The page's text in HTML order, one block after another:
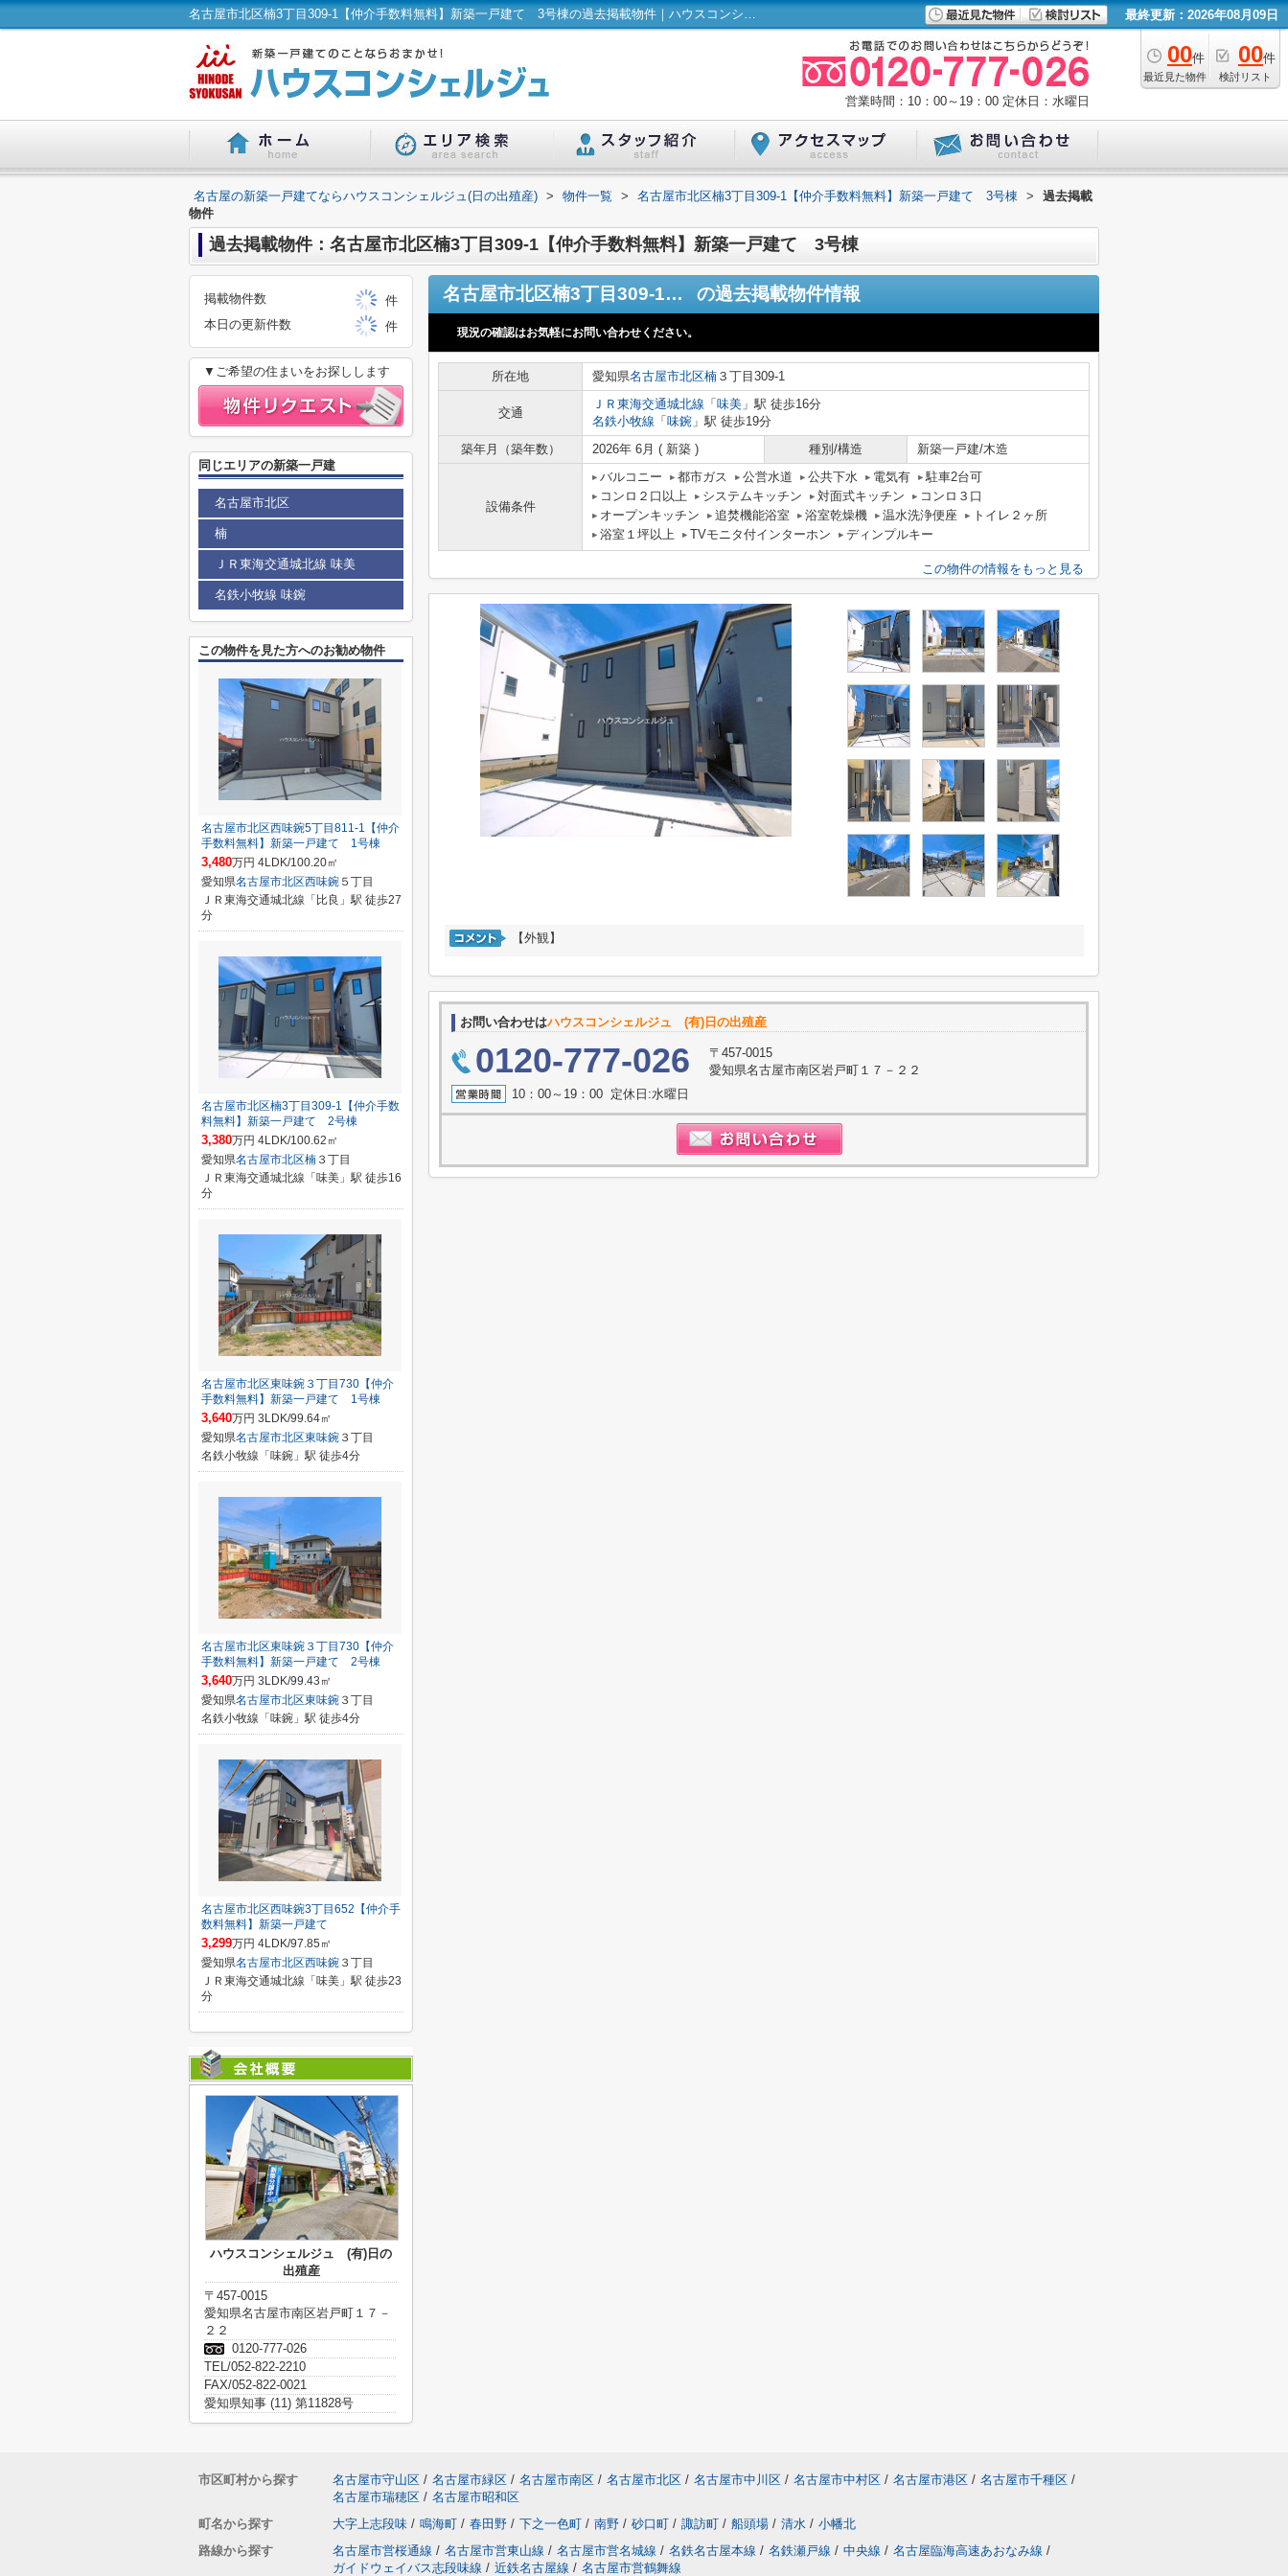
名古屋市北区楠3丁目309-1【仲介手数料無料】新築一戸建て 3号棟の過去掲載物件｜ハウスコンシェルジュ(日の出殖産) 最終更新：2026年08月09日
00件
最近見た物件
00件
検討リスト
営業時間：10：00～19：00 定休日：水曜日
名古屋の新築一戸建てならハウスコンシェルジュ(日の出殖産) > 物件一覧 > 名古屋市北区楠3丁目309-1【仲介手数料無料】新築一戸建て 3号棟 >
過去掲載
物件
過去掲載物件：名古屋市北区楠3丁目309-1【仲介手数料無料】新築一戸建て 3号棟
名古屋市北区楠3丁目309-1【仲介手数料無料】新築一戸建て 3号棟 の過去掲載物件情報
現況の確認はお気軽にお問い合わせください。
所在地 愛知県名古屋市北区楠 ３丁目309-1
交通
ＪＲ東海交通城北線 「 味美 」駅 徒歩16分
名鉄小牧線 「 味鋺 」駅 徒歩19分
築年月（築年数）
2026年 6月 ( 新築 ) 種別/構造 新築一戸建/木造
設備条件
バルコニー 都市ガス 公営水道 公共下水 電気有
駐車2台可
コンロ２口以上
システムキッチン 対面式キッチン
コンロ３口
オープンキッチン
追焚機能浴室 浴室乾燥機 温水洗浄便座
トイレ２ヶ所
浴室１坪以上
TVモニタ付インターホン ディンプルキー
この物件の情報をもっと見る
【外観】
お問い合わせはハウスコンシェルジュ (有)日の出殖産
0120-777-026
〒457-0015
愛知県名古屋市南区岩戸町１７－２２
10：00～19：00 定休日:水曜日
掲載物件数
件
本日の更新件数
件
▼ご希望の住まいをお探しします
同じエリアの新築一戸建
名古屋市北区
楠
ＪＲ東海交通城北線 味美
名鉄小牧線 味鋺
この物件を見た方へのお勧め物件
名古屋市北区西味鋺5丁目811-1【仲介
手数料無料】新築一戸建て 1号棟
3,480万円 4LDK/100.20㎡
愛知県名古屋市北区西味鋺 ５丁目
ＪＲ東海交通城北線「比良」駅 徒歩27
分
名古屋市北区楠3丁目309-1【仲介手数
料無料】新築一戸建て 2号棟
3,380万円 4LDK/100.62㎡
愛知県名古屋市北区楠 ３丁目
ＪＲ東海交通城北線「味美」駅 徒歩16
分
名古屋市北区東味鋺３丁目730【仲介
手数料無料】新築一戸建て 1号棟
3,640万円 3LDK/99.64㎡
愛知県名古屋市北区東味鋺 ３丁目
名鉄小牧線「味鋺」駅 徒歩4分
名古屋市北区東味鋺３丁目730【仲介
手数料無料】新築一戸建て 2号棟
3,640万円 3LDK/99.43㎡
愛知県名古屋市北区東味鋺 ３丁目
名鉄小牧線「味鋺」駅 徒歩4分
名古屋市北区西味鋺3丁目652【仲介手
数料無料】新築一戸建て
3,299万円 4LDK/97.85㎡
愛知県名古屋市北区西味鋺 ３丁目
ＪＲ東海交通城北線「味美」駅 徒歩23
分
ハウスコンシェルジュ (有)日の
出殖産
〒457-0015
愛知県名古屋市南区岩戸町１７－
２２
0120-777-026
TEL/052-822-2210
FAX/052-822-0021
愛知県知事 (11) 第11828号
市区町村から探す 名古屋市守山区 / 名古屋市緑区 / 名古屋市南区 / 名古屋市北区 / 名古屋市中川区 / 名古屋市中村区 / 名古屋市港区 / 名古屋市千種区 /
名古屋市瑞穂区 / 名古屋市昭和区
町名から探す
大字上志段味 / 鳴海町 / 春田野 / 下之一色町 / 南野 / 砂口町 / 諏訪町 / 船頭場 / 清水 / 小幡北
路線から探す
名古屋市営桜通線 / 名古屋市営東山線 / 名古屋市営名城線 / 名鉄名古屋本線 / 名鉄瀬戸線 / 中央線 / 名古屋臨海高速あおなみ線 /
ガイドウェイバス志段味線 / 近鉄名古屋線 / 名古屋市営鶴舞線